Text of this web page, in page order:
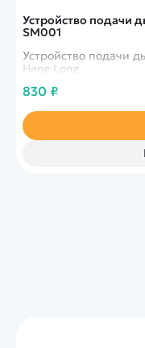
Устройство подачи
SM001
Устройство подачи
Heng Long
830 ₽